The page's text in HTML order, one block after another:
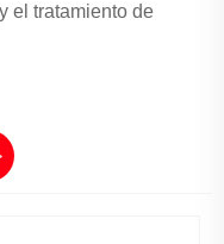
el tratamiento de